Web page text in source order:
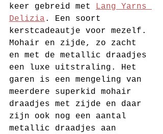
keer gebreid met Lang Yarns
Delizia . Een soort
kerstcadeautje voor mezelf.
Mohair en zijde, zo zacht
en met de metallic draadjes
een luxe uitstraling. Het
garen is een mengeling van
meerdere superkid mohair
draadjes met zijde en daar
zijn ook nog een aantal
metallic draadjes aan